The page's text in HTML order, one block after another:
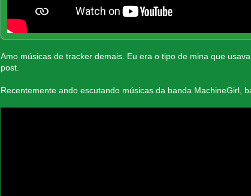
Amo músicas de tracker demais. Eu era o tipo de mina que
post.
Recentemente ando escutando músicas da banda MachineGirl,